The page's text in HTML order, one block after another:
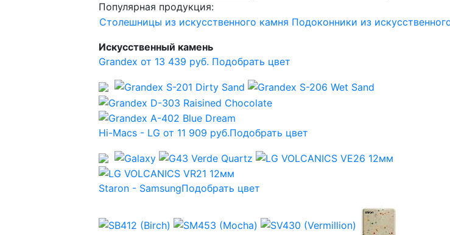
Популярная продукция:
Столешницы из искусственного камня Подоконники из
Искусственный камень
Grandex от 13 439 руб. Подобрать цвет
Hi-Macs - LG от 11 909 руб.Подобрать цвет
Staron - SamsungПодобрать цвет